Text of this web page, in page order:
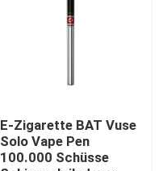
E-Zigarette BAT Vuse
Solo Vape Pen
100.000 Schüsse